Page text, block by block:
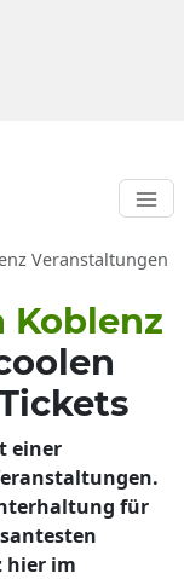
Veranstaltungen
Koblenz
einer
für
hier im